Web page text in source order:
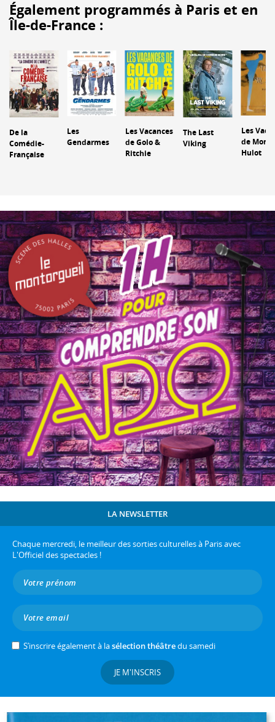
Également programmés à Paris et en
Île-de-France :
De la
Comédie-
Française
Les
Gendarmes
Les Vacances
de Golo &
Ritchie
The Last
Viking
Les
de
Hulot
LA NEWSLETTER
Chaque mercredi, le meilleur des sorties culturelles à Paris avec
L'Officiel des spectacles !
S’inscrire également à lasélection théâtredu samedi
JE M'INSCRIS